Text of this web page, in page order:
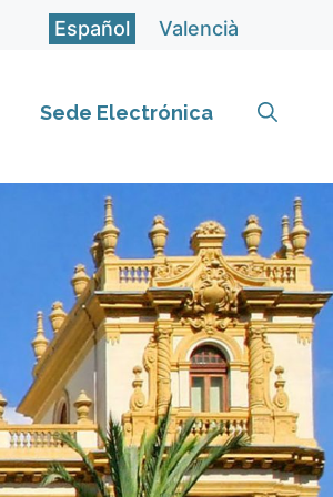
Español Valencià
Sede Electrónica